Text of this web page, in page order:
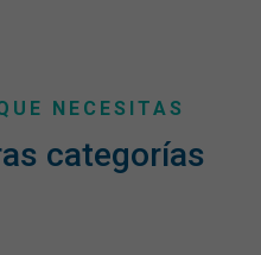
NECESITAS
categorías